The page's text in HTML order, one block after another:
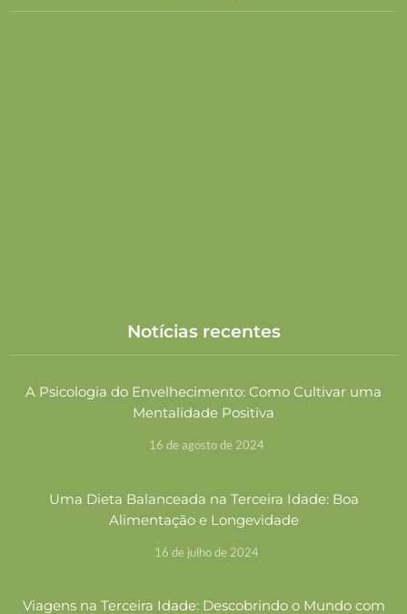
Notícias recentes
A Psicologia do Envelhecimento: Como Cultivar uma
Mentalidade Positiva
16 de agosto de 2024
Uma Dieta Balanceada na Terceira Idade: Boa
Alimentação e Longevidade
16 de julho de 2024
Viagens na Terceira Idade: Descobrindo o Mundo com